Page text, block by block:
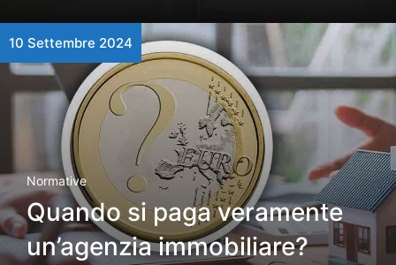
10 Settembre 2024
Normative
Quando si paga veramente
un’agenzia immobiliare?